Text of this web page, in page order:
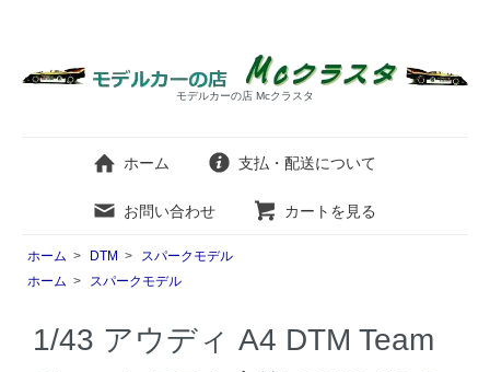
モデルカーの店 Mcクラスタ
ホーム 支払・配送について
お問い合わせ カートを見る
ホーム > DTM >
スパークモデル
ホーム > スパークモデル
1/43 アウディ A4 DTM Team